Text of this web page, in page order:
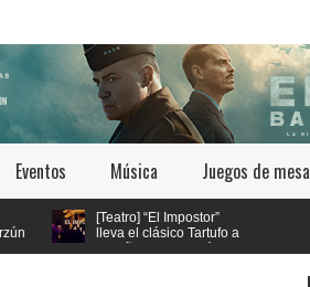
Eventos Música Juegos de mesa
[Teatro] “El Impostor”
lleva el clásico Tartufo a